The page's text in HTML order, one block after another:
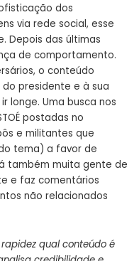
dos
via rede social, esse
Depois das últimas
de comportamento.
o conteúdo
presidente e à sua
longe. Uma busca nos
postadas no
e militantes que
tema) a favor de
também muita gente de
e faz comentários
não relacionados
qual conteúdo é